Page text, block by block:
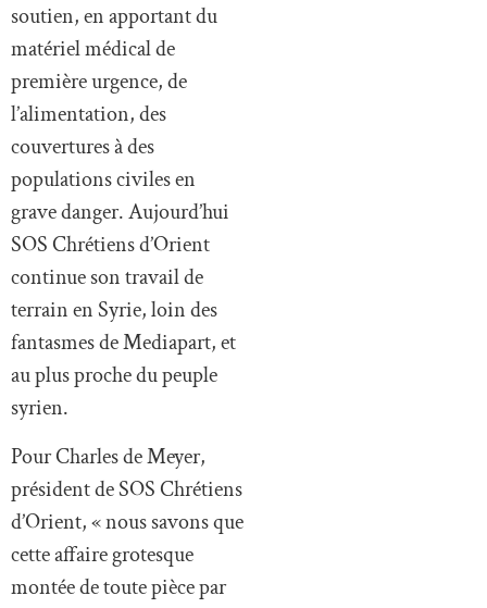
soutien, en apportant du
matériel médical de
première urgence, de
l’alimentation, des
couvertures à des
populations civiles en
grave danger. Aujourd’hui
SOS Chrétiens d’Orient
continue son travail de
terrain en Syrie, loin des
fantasmes de Mediapart, et
au plus proche du peuple
syrien.
Pour Charles de Meyer,
président de SOS Chrétiens
d’Orient, « nous savons que
cette affaire grotesque
montée de toute pièce par